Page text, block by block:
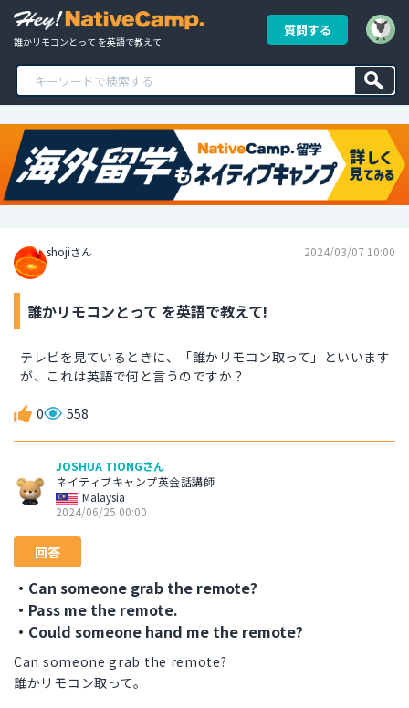
誰かリモコンとって を英語で教えて!
質問する
shojiさん 2024/03/07 10:00
誰かリモコンとって を英語で教えて!
テレビを見ているときに、「誰かリモコン取って」といいます
が、これは英語で何と言うのですか？
0 558
JOSHUA TIONGさん
ネイティブキャンプ英会話講師
Malaysia
2024/06/25 00:00
回答
・Can someone grab the remote?
・Pass me the remote.
・Could someone hand me the remote?
Can someone grab the remote?
誰かリモコン取って。